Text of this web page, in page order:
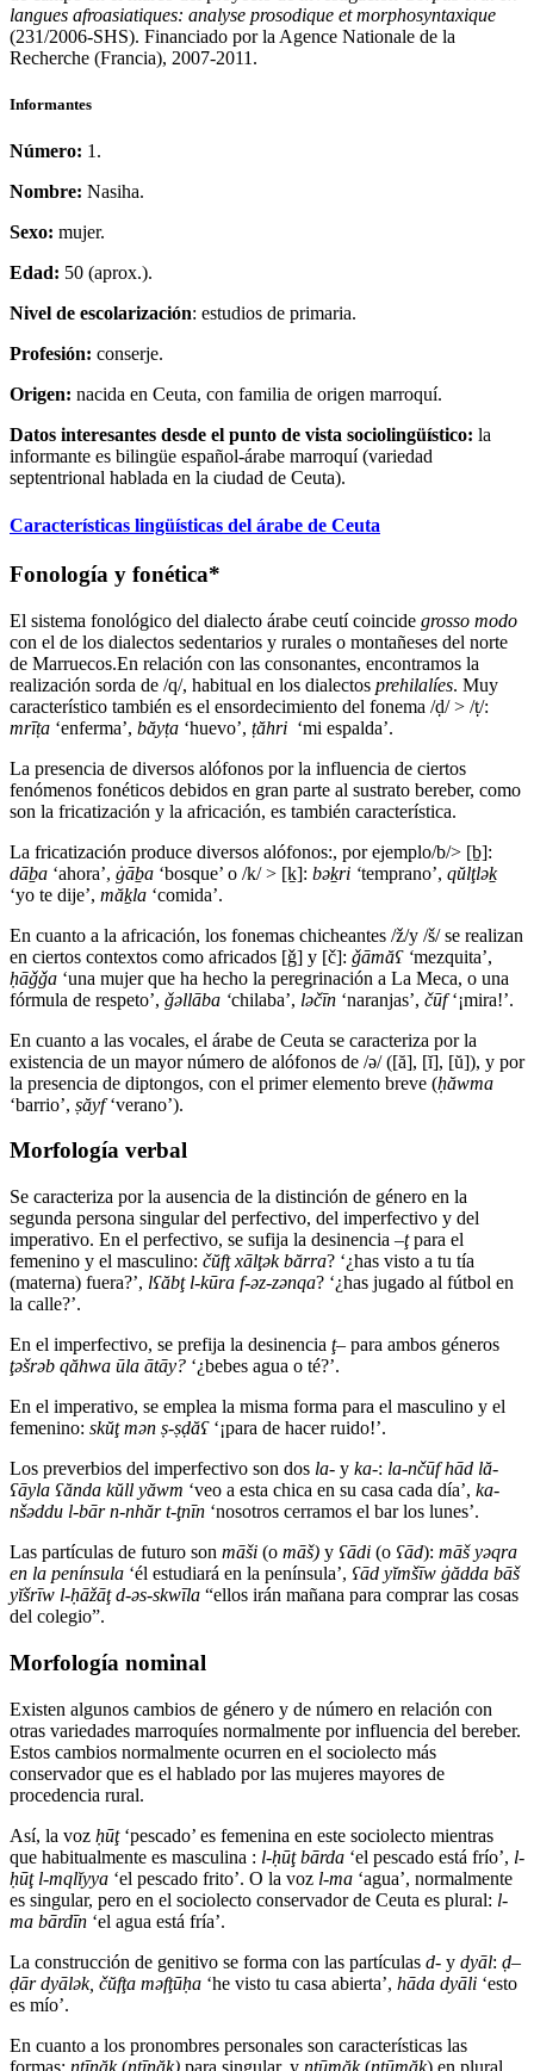
langues afroasiatiques: analyse prosodique et morphosyntaxique
(231/2006-SHS). Financiado por la Agence Nationale de la
Recherche (Francia), 2007-2011.
Informantes
Número: 1.
Nombre: Nasiha.
Sexo: mujer.
Edad: 50 (aprox.).
Nivel de escolarización: estudios de primaria.
Profesión: conserje.
Origen: nacida en Ceuta, con familia de origen marroquí.
Datos interesantes desde el punto de vista sociolingüístico: la
informante es bilingüe español-árabe marroquí (variedad
septentrional hablada en la ciudad de Ceuta).
Características lingüísticas del árabe de Ceuta
Fonología y fonética*
El sistema fonológico del dialecto árabe ceutí coincide grosso modo
con el de los dialectos sedentarios y rurales o montañeses del norte
de Marruecos.En relación con las consonantes, encontramos la
realización sorda de /q/, habitual en los dialectos prehilalíes. Muy
característico también es el ensordecimiento del fonema /ḍ/ > /ṭ/:
mrīṭa ‘enferma’, băyṭa ‘huevo’, ṭăhri ‘mi espalda’.
La presencia de diversos alófonos por la influencia de ciertos
fenómenos fonéticos debidos en gran parte al sustrato bereber, como
son la fricatización y la africación, es también característica.
La fricatización produce diversos alófonos:, por ejemplo/b/> [ḇ]:
dāḇa ‘ahora’, ġāḇa ‘bosque’ o /k/ > [ḵ]: bəḵri ‘temprano’, qŭlţləḵ
‘yo te dije’, măḵla ‘comida’.
En cuanto a la africación, los fonemas chicheantes /ž/y /š/ se realizan
en ciertos contextos como africados [ǧ] y [č]: ǧāmăʕ‘mezquita’,
ḥāǧǧa ‘una mujer que ha hecho la peregrinación a La Meca, o una
fórmula de respeto’, ǧəllāba ‘chilaba’, ləčīn ‘naranjas’, čūf‘¡mira!’.
En cuanto a las vocales, el árabe de Ceuta se caracteriza por la
existencia de un mayor número de alófonos de /ə/ ([ă], [ĭ], [ŭ]), y por
la presencia de diptongos, con el primer elemento breve (ḥăwma
‘barrio’, ṣăyf‘verano’).
Morfología verbal
Se caracteriza por la ausencia de la distinción de género en la
segunda persona singular del perfectivo, del imperfectivo y del
imperativo. En el perfectivo, se sufija la desinencia –ţpara el
femenino y el masculino: čŭfţxālţəkbărra? ‘¿has visto a tu tía
(materna) fuera?’, lʕăbţl-kūra f-əz-zənqa? ‘¿has jugado al fútbol en
la calle?’.
En el imperfectivo, se prefija la desinencia ţ– para ambos géneros
ţəšrəb qăhwa ūla ātāy? ‘¿bebes agua o té?’.
En el imperativo, se emplea la misma forma para el masculino y el
femenino: skŭţmən ṣ-ṣḍăʕ ‘¡para de hacer ruido!’.
Los preverbios del imperfectivo son dos la- y ka-: la-nčūf hād lă-
ʕāyla ʕănda kŭll yăwm ‘veo a esta chica en su casa cada día’, ka-
nšəddu l-bār n-nhăr t-ţnīn ‘nosotros cerramos el bar los lunes’.
Las partículas de futuro son māši (o māš) y ʕādi (o ʕād): māš yəqra
en la península ‘él estudiará en la península’, ʕād yĭmšīw ġădda bāš
yĭšrīw l-ḥāžāţ d-əs-skwīla “ellos irán mañana para comprar las cosas
del colegio”.
Morfología nominal
Existen algunos cambios de género y de número en relación con
otras variedades marroquíes normalmente por influencia del bereber.
Estos cambios normalmente ocurren en el sociolecto más
conservador que es el hablado por las mujeres mayores de
procedencia rural.
Así, la voz ḥūţ ‘pescado’ es femenina en este sociolecto mientras
que habitualmente es masculina : l-ḥūţ bārda ‘el pescado está frío’, l-
ḥūţ l-mqlĭyya ‘el pescado frito’. O la voz l-ma ‘agua’, normalmente
es singular, pero en el sociolecto conservador de Ceuta es plural: l-
ma bārdīn ‘el agua está fría’.
La construcción de genitivo se forma con las partículas d- y dyāl: ḍ–
ḍār dyālək, čŭfţa məfţūḥa ‘he visto tu casa abierta’, hāda dyāli ‘esto
es mío’.
En cuanto a los pronombres personales son características las
formas: nţīnăk(nţīnăḵ) para singular, y nţūmăk(nţūmăḵ) en plural,